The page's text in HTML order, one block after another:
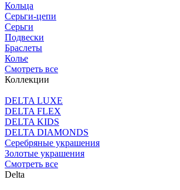
Кольца
Серьги-цепи
Серьги
Подвески
Браслеты
Колье
Смотреть все
Коллекции
DELTA LUXE
DELTA FLEX
DELTA KIDS
DELTA DIAMONDS
Серебряные украшения
Золотые украшения
Смотреть все
Delta